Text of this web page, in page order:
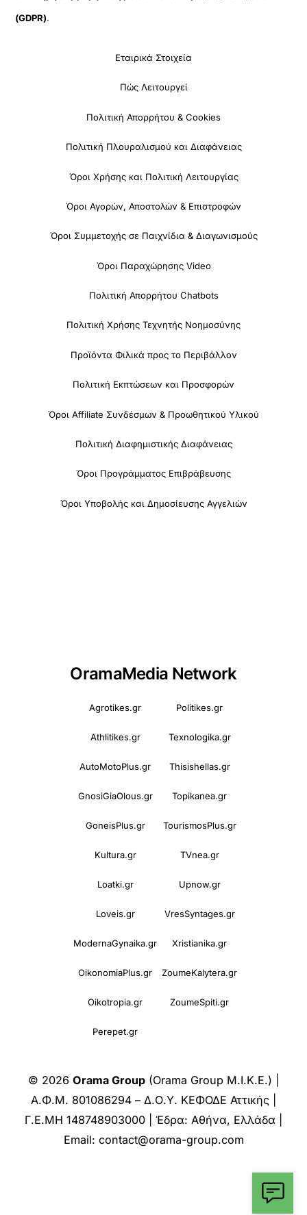
(GDPR).
Εταιρικά Στοιχεία
Πώς Λειτουργεί
Πολιτική Απορρήτου & Cookies
Πολιτική Πλουραλισμού και Διαφάνειας
Όροι Χρήσης και Πολιτική Λειτουργίας
Όροι Αγορών, Αποστολών & Επιστροφών
Όροι Συμμετοχής σε Παιχνίδια & Διαγωνισμούς
Όροι Παραχώρησης Video
Πολιτική Απορρήτου Chatbots
Πολιτική Χρήσης Τεχνητής Νοημοσύνης
Προϊόντα Φιλικά προς το Περιβάλλον
Πολιτική Εκπτώσεων και Προσφορών
Όροι Affiliate Συνδέσμων & Προωθητικού Υλικού
Πολιτική Διαφημιστικής Διαφάνειας
Όροι Προγράμματος Επιβράβευσης
Όροι Υποβολής και Δημοσίευσης Αγγελιών
OramaMedia Network
Agrotikes.gr Politikes.gr
Athlitikes.gr Texnologika.gr
AutoMotoPlus.gr Thisishellas.gr
GnosiGiaOlous.gr Topikanea.gr
GoneisPlus.gr TourismosPlus.gr
Kultura.gr TVnea.gr
Loatki.gr Upnow.gr
Loveis.gr VresSyntages.gr
ModernaGynaika.gr Xristianika.gr
OikonomiaPlus.gr ZoumeKalytera.gr
Oikotropia.gr ZoumeSpiti.gr
Perepet.gr
© 2026 Orama Group (Orama Group Μ.Ι.Κ.Ε.) |
Α.Φ.Μ. 801086294 – Δ.Ο.Υ. ΚΕΦΟΔΕ Αττικής |
Γ.Ε.ΜΗ 148748903000 | Έδρα: Αθήνα, Ελλάδα |
Email: contact@orama-group.com